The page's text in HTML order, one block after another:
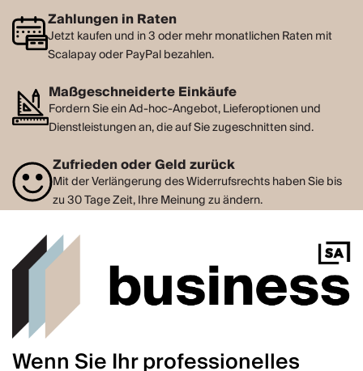
Zahlungen in Raten
Jetzt kaufen und in 3 oder mehr monatlichen Raten mit
Scalapay oder PayPal bezahlen.
Maßgeschneiderte Einkäufe
Fordern Sie ein Ad-hoc-Angebot, Lieferoptionen und
Dienstleistungen an, die auf Sie zugeschnitten sind.
Zufrieden oder Geld zurück
Mit der Verlängerung des Widerrufsrechts haben Sie bis
zu 30 Tage Zeit, Ihre Meinung zu ändern.
Wenn Sie Ihr professionelles